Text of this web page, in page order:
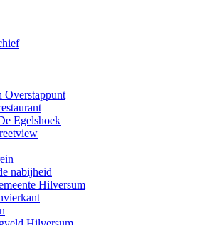
Overstappunt
Egelshoek
nabijheid
Hilversum